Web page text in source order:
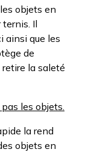
objets en
Il
ainsi que les
de
retire la saleté
les objets.
la rend
objets en